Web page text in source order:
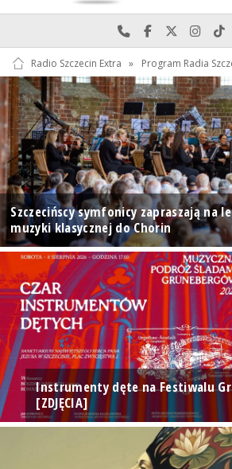
Najlepiej po prostu
Odwiedź nas
Odwiedź
Radio Szczecin Extra » Program Radia
Szczecińscy symfonicy zapraszają na
muzyki klasycznej do Chorin
Instrumenty dęte na Festiwalu
[ZDJĘCIA]